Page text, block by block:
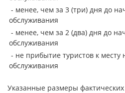
- менее, чем за 3 (три) дня до
обслуживания
- менее, чем за 2 (два) дня до
обслуживания
- не прибытие туристов к месту
обслуживания
Указанные размеры фактических